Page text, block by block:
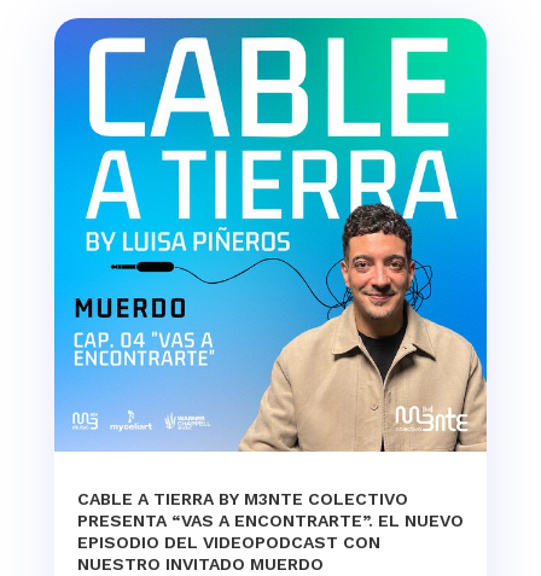
CABLE A TIERRA BY M3NTE COLECTIVO
PRESENTA “VAS A ENCONTRARTE”. EL NUEVO
EPISODIO DEL VIDEOPODCAST CON
NUESTRO INVITADO MUERDO